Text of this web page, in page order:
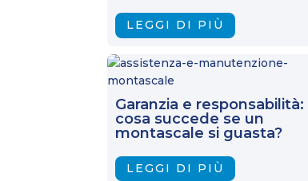
LEGGI DI PIÙ
Garanzia e responsabilità:
cosa succede se un
montascale si guasta?
LEGGI DI PIÙ